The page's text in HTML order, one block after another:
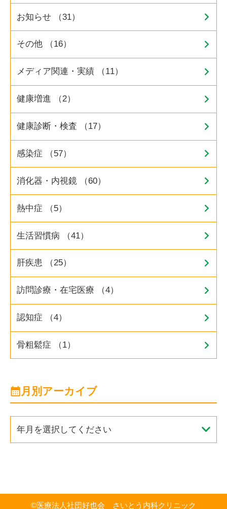
お知らせ （31）
その他 （16）
メディア関連・実績 （11）
健康増進 （2）
健康診断・検査 （17）
感染症 （57）
消化器・内視鏡 （60）
熱中症 （5）
生活習慣病 （41）
肝疾患 （25）
訪問診療・在宅医療 （4）
認知症 （4）
骨粗鬆症 （1）
月別アーカイブ
年月を選択してください
©医療法人社団好也会 さいとう内科クリニック